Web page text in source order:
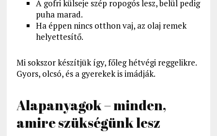
A gofri külseje szép ropogós lesz, belül pedig
puha marad.
Ha éppen nincs otthon vaj, az olaj remek
helyettesítő.
Mi sokszor készítjük így, főleg hétvégi reggelikre.
Gyors, olcsó, és a gyerekek is imádják.
Alapanyagok – minden,
amire szükségünk lesz